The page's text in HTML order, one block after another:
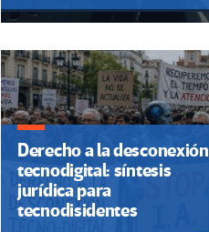
Derecho a la desconexión
tecnodigital: síntesis
jurídica para
tecnodisidentes